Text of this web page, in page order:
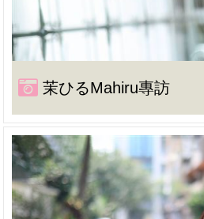
茉ひるMahiru專訪